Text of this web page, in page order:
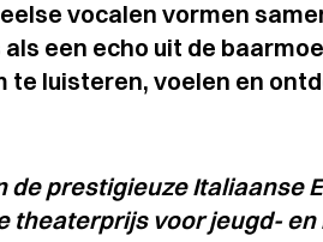
vocalen vormen
een echo uit de
te luisteren, voelen en
de prestigieuze Italiaanse
theaterprijs voor jeugd-